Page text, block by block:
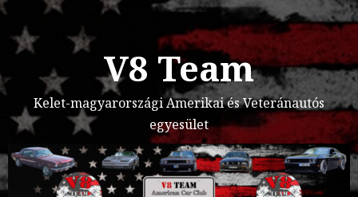
Skip
content
V8 Team
Kelet-magyarországi Amerikai és Veteránautós
egyesület